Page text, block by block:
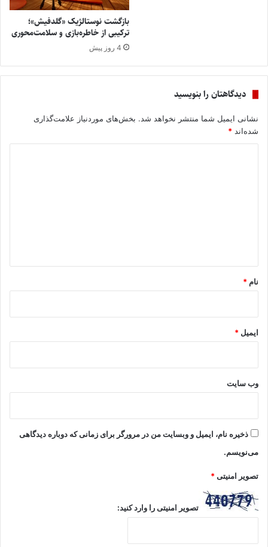
بازگشت نوستالژیک «گلدفیش»؛
ترکیبی از خاطره‌بازی و سلامت‌محوری
4 روز پیش
دیدگاهتان را بنویسید
نشانی ایمیل شما منتشر نخواهد شد. بخش‌های موردنیاز علامت‌گذاری
شده‌اند *
نام *
ایمیل *
وب‌ سایت
ذخیره نام، ایمیل و وبسایت من در مرورگر برای زمانی که دوباره دیدگاهی
می‌نویسم.
تصویر امنیتی*
تصویر امنیتی را وارد کنید: